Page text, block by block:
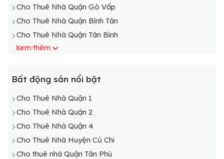
Cho Thuê Nhà Quận Gò Vấp
Cho Thuê Nhà Quận Bình Tân
Cho Thuê Nhà Quận Tân Bình
Cho thuê nhà Quận Tân Phú
Cho Thuê Nhà Quận Phú Nhuận
Cho Thuê Nhà Huyện Nhà Bè
Cho Thuê Nhà Huyện Hóc Môn
Cho Thuê Nhà Huyện Cần Giờ
Cho Thuê Nhà Huyện Bình Chánh
Xem thêm
Bất động sản nổi bật
Cho Thuê Nhà Quận 1
Cho Thuê Nhà Quận 2
Cho Thuê Nhà Quận 4
Cho Thuê Nhà Huyện Củ Chi
Cho thuê nhà Quận Tân Phú